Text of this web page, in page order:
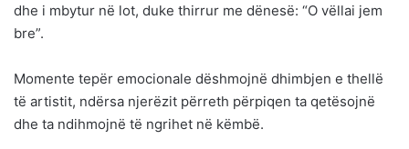
dhe i mbytur në lot, duke thirrur me dënesë: “O vëllai jem
bre”.
Momente tepër emocionale dëshmojnë dhimbjen e thellë
të artistit, ndërsa njerëzit përreth përpiqen ta qetësojnë
dhe ta ndihmojnë të ngrihet në këmbë.